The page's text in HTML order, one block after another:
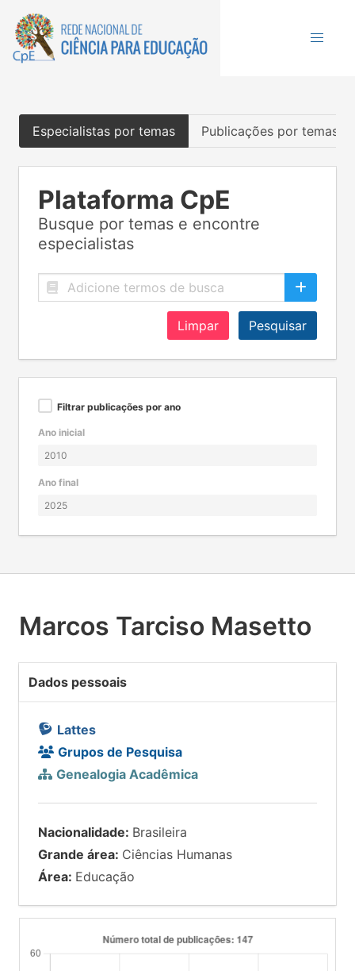
Especialistas por temas Publicações por temas
Plataforma CpE
Busque por temas e encontre
especialistas
Limpar Pesquisar
Filtrar publicações por ano
Ano inicial
Ano final
Marcos Tarciso Masetto
Dados pessoais
Lattes
Grupos de Pesquisa
Genealogia Acadêmica
Nacionalidade: Brasileira
Grande área: Ciências Humanas
Área: Educação